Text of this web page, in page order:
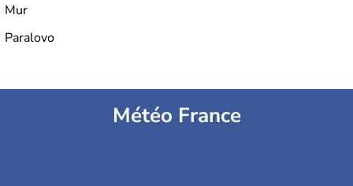
Mur
Paralovo
Météo France